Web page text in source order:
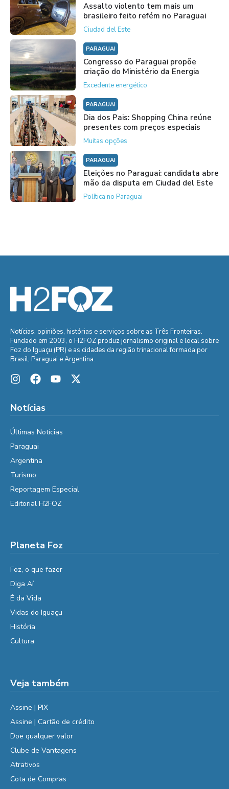
Assalto violento tem mais um
brasileiro feito refém no Paraguai
Ciudad del Este
PARAGUAI
Congresso do Paraguai propõe
criação do Ministério da Energia
Excedente energético
PARAGUAI
Dia dos Pais: Shopping China reúne
presentes com preços especiais
Muitas opções
PARAGUAI
Eleições no Paraguai: candidata abre
mão da disputa em Ciudad del Este
Política no Paraguai
Notícias, opiniões, histórias e serviços sobre as Três Fronteiras.
Fundado em 2003, o H2FOZ produz jornalismo original e local sobre
Foz do Iguaçu (PR) e as cidades da região trinacional formada por
Brasil, Paraguai e Argentina.
Notícias
Últimas Notícias
Paraguai
Argentina
Turismo
Reportagem Especial
Editorial H2FOZ
Planeta Foz
Foz, o que fazer
Diga Aí
É da Vida
Vidas do Iguaçu
História
Cultura
Veja também
Assine | PIX
Assine | Cartão de crédito
Doe qualquer valor
Clube de Vantagens
Atrativos
Cota de Compras